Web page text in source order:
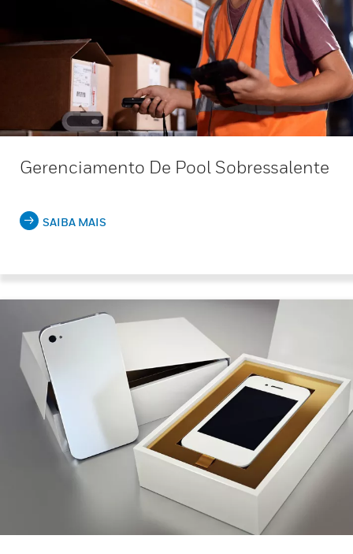
Gerenciamento De Pool Sobressalente
SAIBA MAIS